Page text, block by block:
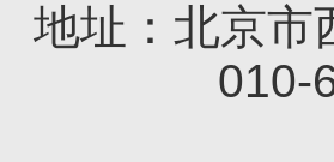
地址：北京市
010-